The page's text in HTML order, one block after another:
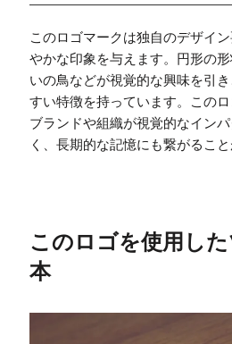
このロゴマークは独自のデザイ
やかな印象を与えます。円形の
いの鳥などが視覚的な興味を引
すい特徴を持っています。このロ
ブランドや組織が視覚的なイン
く、長期的な記憶にも繋がること
このロゴを使用し
本